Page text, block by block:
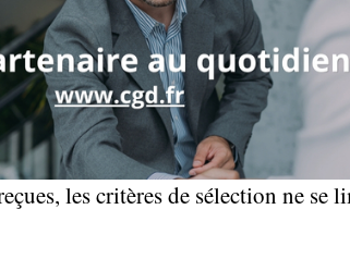
les critères de sélection ne se